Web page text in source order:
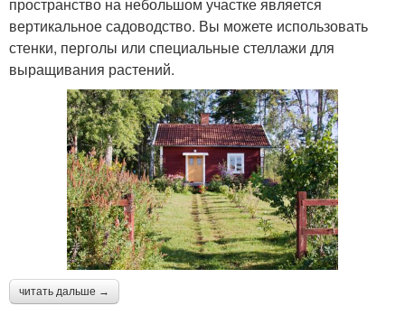
пространство на небольшом участке является
вертикальное садоводство. Вы можете использовать
стенки, перголы или специальные стеллажи для
выращивания растений.
читать дальше →